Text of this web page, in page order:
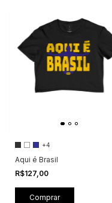
+4
Aqui é Brasil
R$127,00
Comprar